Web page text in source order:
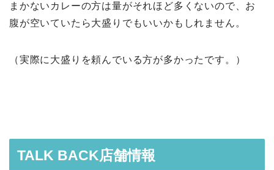
まかないカレーの方は量がそれほど多くないので、お
腹が空いていたら大盛りでもいいかもしれません。
（実際に大盛りを頼んでいる方が多かったです。）
TALK BACK店舗情報